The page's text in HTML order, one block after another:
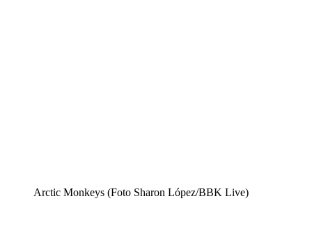
Arctic Monkeys (Foto Sharon López/BBK Live)